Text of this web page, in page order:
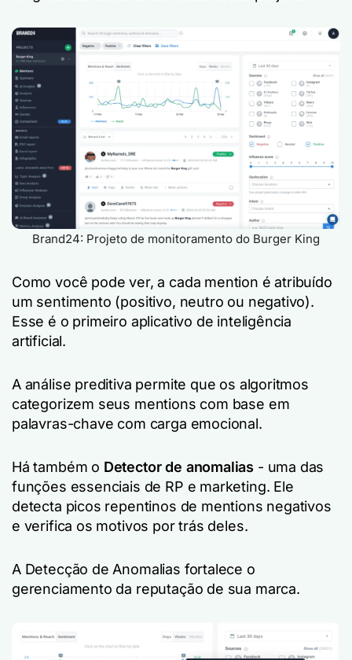
Brand24: Projeto de monitoramento do Burger King
Como você pode ver, a cada mention é atribuído
um sentimento (positivo, neutro ou negativo).
Esse é o primeiro aplicativo de inteligência
artificial.
A análise preditiva permite que os algoritmos
categorizem seus mentions com base em
palavras-chave com carga emocional.
Há também o Detector de anomalias - uma das
funções essenciais de RP e marketing. Ele
detecta picos repentinos de mentions negativos
e verifica os motivos por trás deles.
A Detecção de Anomalias fortalece o
gerenciamento da reputação de sua marca.